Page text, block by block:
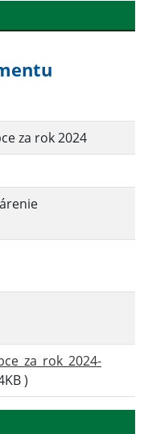
Reset
za rok 2024
)